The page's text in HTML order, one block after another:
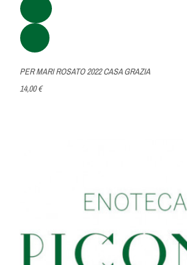
PER MARI ROSATO 2022 CASA GRAZIA
14,00 €